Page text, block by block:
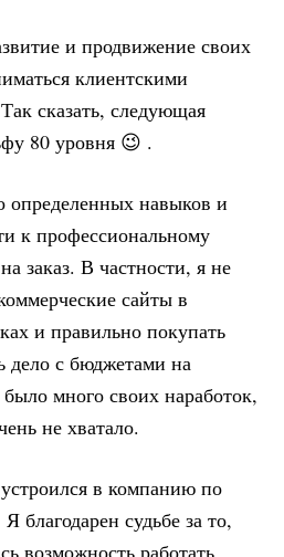
и продвижение своих
клиентскими
сказать, следующая
80 уровня 😉 .
определенных навыков и
к профессиональному
заказ. В частности, я не
сайты в
и правильно покупать
дело с бюджетами на
много своих наработок,
не хватало.
в компанию по
благодарен судьбе за то,
возможность работать